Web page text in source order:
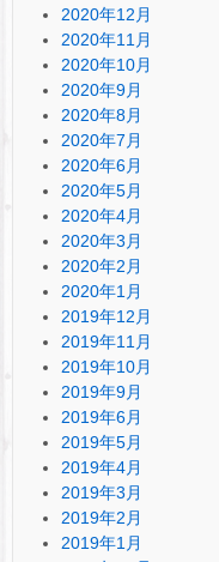
2020年12月
2020年11月
2020年10月
2020年9月
2020年8月
2020年7月
2020年6月
2020年5月
2020年4月
2020年3月
2020年2月
2020年1月
2019年12月
2019年11月
2019年10月
2019年9月
2019年6月
2019年5月
2019年4月
2019年3月
2019年2月
2019年1月